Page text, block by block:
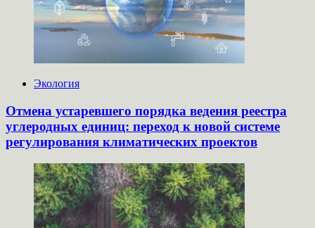
Экология
Отмена устаревшего порядка ведения реестра
углеродных единиц: переход к новой системе
регулирования климатических проектов